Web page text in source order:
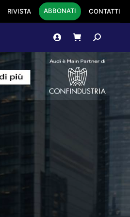
RIVISTA ABBONATI CONTATTI
Cerca: